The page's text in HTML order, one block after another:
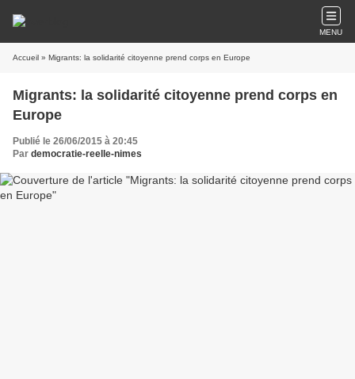
MENU
Accueil » Migrants: la solidarité citoyenne prend corps en Europe
Migrants: la solidarité citoyenne prend corps en
Europe
Publié le 26/06/2015 à 20:45
Par democratie-reelle-nimes